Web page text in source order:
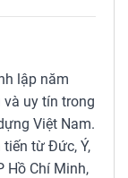
lập năm
uy tín trong
Việt Nam.
từ Đức, Ý,
Hồ Chí Minh,